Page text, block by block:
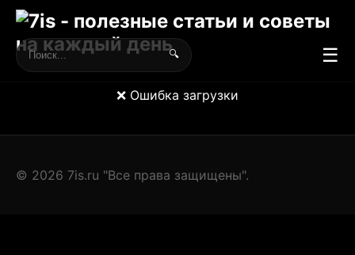
🔍 ☰
❌ Ошибка загрузки
© 2026 7is.ru "Все права защищены".